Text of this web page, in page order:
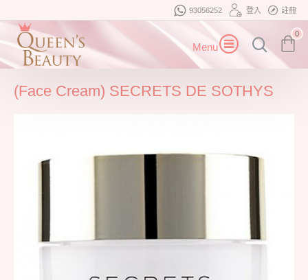
93056252 登入 註冊
0
(Face Cream) SECRETS DE SOTHYS